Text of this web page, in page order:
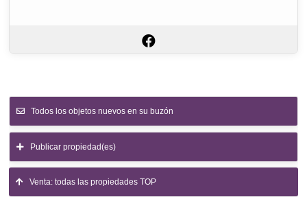
Todos los objetos nuevos en su buzón
Publicar propiedad(es)
Venta: todas las propiedades TOP